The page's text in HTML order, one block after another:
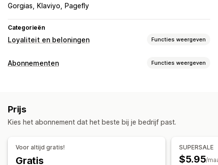
Gorgias
Klaviyo Pagefly
Categorieën
Loyaliteit en beloningen Functies weergeven
Soorten programma's
Beloningen die je kunt aanbieden
Kortingen
Verzendtarieven
Gratis verzending
Abonnementen Functies weergeven
Toegangsabonnementen
Abonnementsboxen Donaties Digitale producten
Prijs
Kies het abonnement dat het beste bij je bedrijf past.
Voor altijd gratis!
Gratis
SUPERSALE
$5.95/